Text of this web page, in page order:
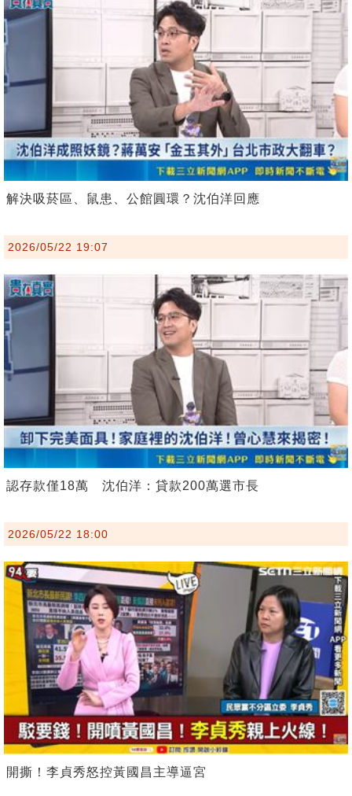
解決吸菸區、鼠患、公館圓環？沈伯洋回應
2026/05/22 19:07
認存款僅18萬 沈伯洋：貸款200萬選市長
2026/05/22 18:00
開撕！李貞秀怒控黃國昌主導逼宮